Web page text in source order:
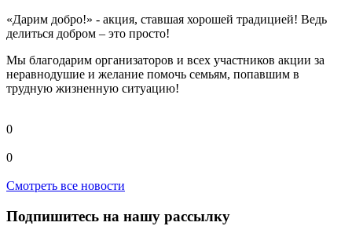
«Дарим добро!» - акция, ставшая хорошей традицией! Ведь
делиться добром – это просто!
Мы благодарим организаторов и всех участников акции за
неравнодушие и желание помочь семьям, попавшим в
трудную жизненную ситуацию!
0
0
Смотреть все новости
Подпишитесь на нашу рассылку